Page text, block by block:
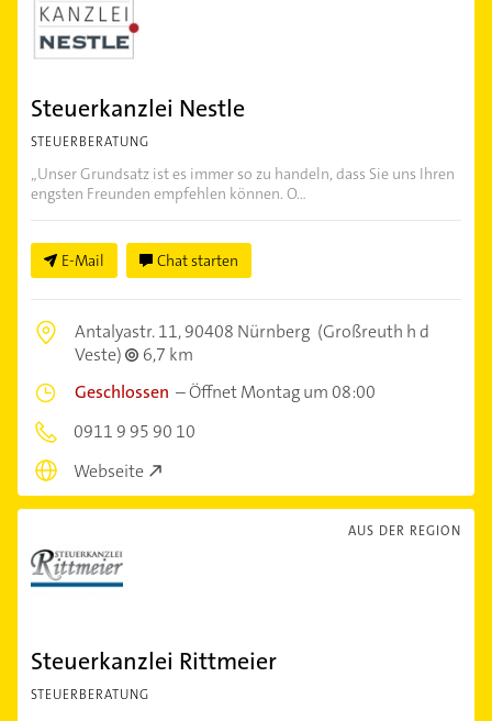
Steuerkanzlei Nestle
STEUERBERATUNG
„Unser Grundsatz ist es immer so zu handeln, dass Sie uns Ihren
engsten Freunden empfehlen können. O...
E-Mail Chat starten
Antalyastr. 11,90408 Nürnberg (Großreuth h d
Veste)
6,7 km
Geschlossen –Öffnet Montag um 08:00
0911 9 95 90 10
Webseite
AUS DER REGION
Steuerkanzlei Rittmeier
STEUERBERATUNG